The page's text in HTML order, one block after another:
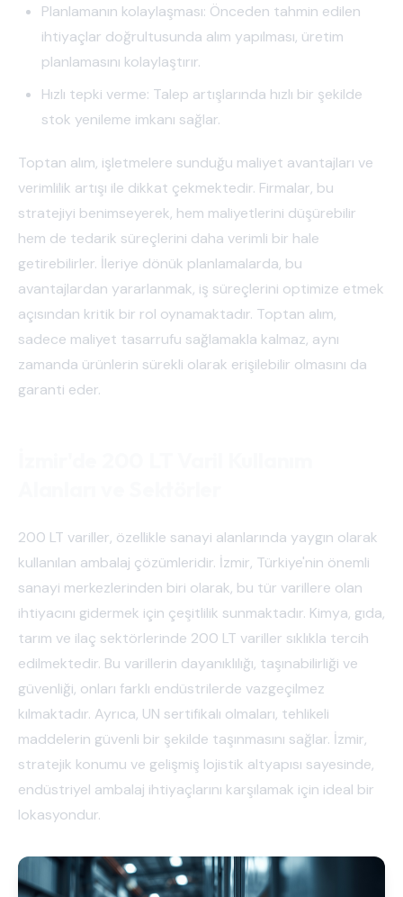
Planlamanın kolaylaşması: Önceden tahmin edilen
ihtiyaçlar doğrultusunda alım yapılması, üretim
planlamasını kolaylaştırır.
Hızlı tepki verme: Talep artışlarında hızlı bir şekilde
stok yenileme imkanı sağlar.
Toptan alım, işletmelere sunduğu maliyet avantajları ve
verimlilik artışı ile dikkat çekmektedir. Firmalar, bu
stratejiyi benimseyerek, hem maliyetlerini düşürebilir
hem de tedarik süreçlerini daha verimli bir hale
getirebilirler. İleriye dönük planlamalarda, bu
avantajlardan yararlanmak, iş süreçlerini optimize etmek
açısından kritik bir rol oynamaktadır. Toptan alım,
sadece maliyet tasarrufu sağlamakla kalmaz, aynı
zamanda ürünlerin sürekli olarak erişilebilir olmasını da
garanti eder.
200 LT variller, özellikle sanayi alanlarında yaygın olarak
kullanılan ambalaj çözümleridir. İzmir, Türkiye'nin önemli
sanayi merkezlerinden biri olarak, bu tür varillere olan
ihtiyacını gidermek için çeşitlilik sunmaktadır. Kimya, gıda,
tarım ve ilaç sektörlerinde 200 LT variller sıklıkla tercih
edilmektedir. Bu varillerin dayanıklılığı, taşınabilirliği ve
güvenliği, onları farklı endüstrilerde vazgeçilmez
kılmaktadır. Ayrıca, UN sertifikalı olmaları, tehlikeli
maddelerin güvenli bir şekilde taşınmasını sağlar. İzmir,
stratejik konumu ve gelişmiş lojistik altyapısı sayesinde,
endüstriyel ambalaj ihtiyaçlarını karşılamak için ideal bir
lokasyondur.